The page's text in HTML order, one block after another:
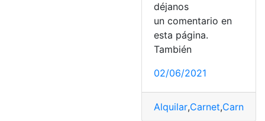
déjanos
un comentario en
esta página.
También
02/06/2021
Alquilar,Carnet,Carnet